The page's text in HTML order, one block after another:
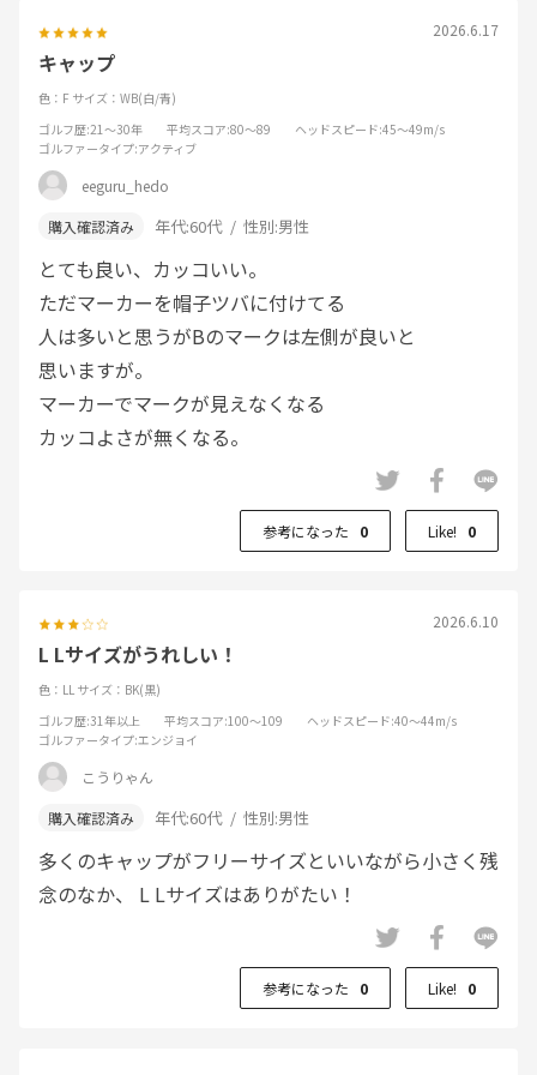
2026.6.17
キャップ
色：F サイズ：WB(白/青)
ゴルフ歴:21～30年 平均スコア:80～89 ヘッドスピード:45～49m/s
ゴルファータイプ:アクティブ
eeguru_hedo
年代:60代 性別:男性
とても良い、カッコいい。
ただマーカーを帽子ツバに付けてる
人は多いと思うがBのマークは左側が良いと
思いますが。
マーカーでマークが見えなくなる
カッコよさが無くなる。
参考になった 0 Like! 0
2026.6.10
L Lサイズがうれしい！
色：LL サイズ：BK(黒)
ゴルフ歴:31年以上 平均スコア:100～109 ヘッドスピード:40～44m/s
ゴルファータイプ:エンジョイ
こうりゃん
年代:60代 性別:男性
多くのキャップがフリーサイズといいながら小さく残
念のなか、 L Lサイズはありがたい！
参考になった 0 Like! 0